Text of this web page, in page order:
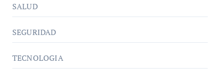
SALUD
SEGURIDAD
TECNOLOGIA